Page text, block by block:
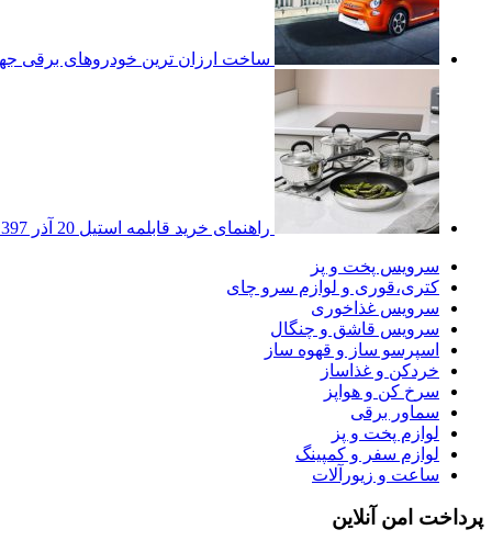
ساخت ارزان ترین خودروهای برقی جهان با
راهنمای خرید قابلمه استیل 20 آذر 1397
سرویس پخت و پز
کتری،قوری و لوازم سرو چای
سرویس غذاخوری
سرویس قاشق و چنگال
اسپرسو ساز و قهوه ساز
خردکن و غذاساز
سرخ کن و هواپز
سماور برقی
لوازم پخت و پز
لوازم سفر و کمپینگ
ساعت و زیورآلات
پرداخت امن آنلاین